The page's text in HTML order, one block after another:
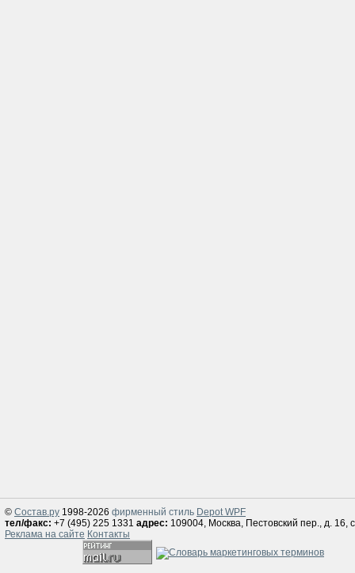
© Состав.ру 1998-2026 фирменный стиль Depot WPF
тел/факс: +7 (495) 225 1331 адрес: 109004, Москва, Пестовский пер., д. 16,
Реклама на сайте Контакты